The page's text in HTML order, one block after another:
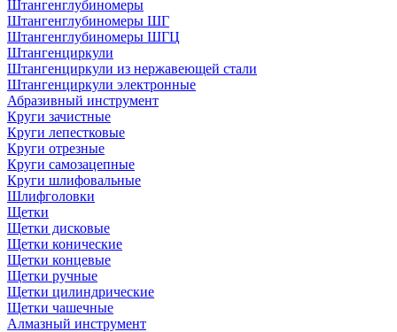
Штангенглубиномеры
Штангенглубиномеры ШГ
Штангенглубиномеры ШГЦ
Штангенциркули
Штангенциркули из нержавеющей стали
Штангенциркули электронные
Абразивный инструмент
Круги зачистные
Круги лепестковые
Круги отрезные
Круги самозацепные
Круги шлифовальные
Шлифголовки
Щетки
Щетки дисковые
Щетки конические
Щетки концевые
Щетки ручные
Щетки цилиндрические
Щетки чашечные
Алмазный инструмент